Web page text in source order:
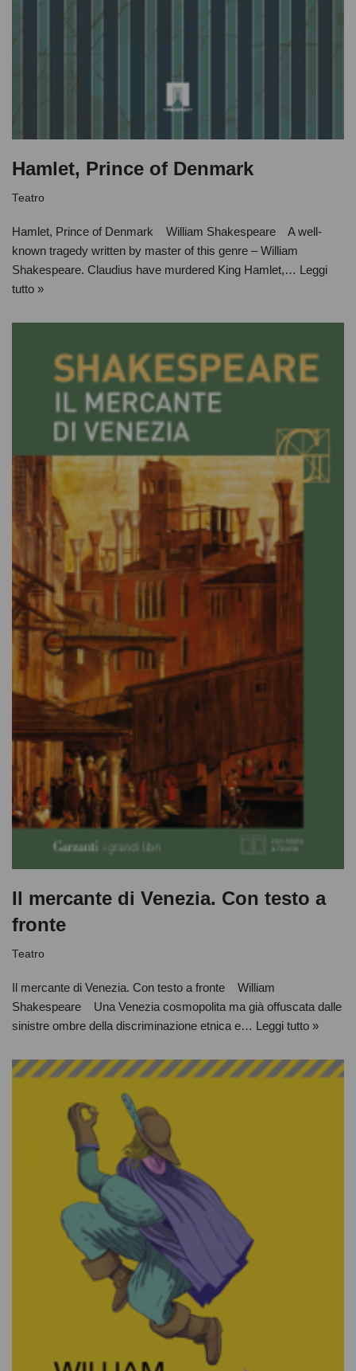
Hamlet, Prince of Denmark
Teatro
Hamlet, Prince of Denmark William Shakespeare A well-
known tragedy written by master of this genre – William
Shakespeare. Claudius have murdered King Hamlet,… Leggi
tutto »
Il mercante di Venezia. Con testo a
fronte
Teatro
Il mercante di Venezia. Con testo a fronte William
Shakespeare Una Venezia cosmopolita ma già offuscata dalle
sinistre ombre della discriminazione etnica e… Leggi tutto »